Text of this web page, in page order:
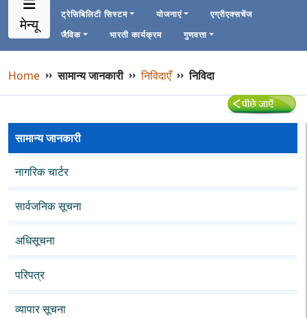
मेन्यू
Main Navigation 1
Main Menu Horizontal
ट्रेसिबिलिटी सिस्टम
योजनाएं
एग्रीएक्सचेंज
जैविक
भारती कार्यक्रम गुणवत्ता
Breadcrumb
Home ››सामान्य जानकारी››निविदाएँ››निविदा
सामान्य जानकारी
नागरिक चार्टर
सार्वजनिक सूचना
अधिसूचना
परिपत्र
व्यापार सूचना